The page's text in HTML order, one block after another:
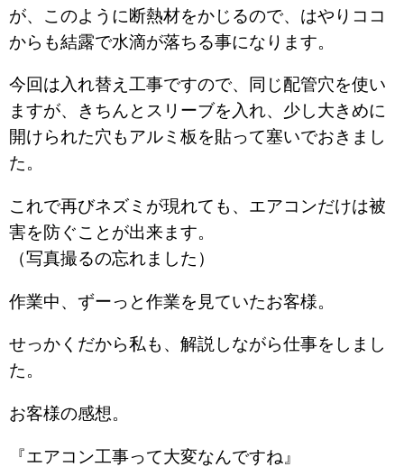
が、このように断熱材をかじるので、はやりココ
からも結露で水滴が落ちる事になります。
今回は入れ替え工事ですので、同じ配管穴を使い
ますが、きちんとスリーブを入れ、少し大きめに
開けられた穴もアルミ板を貼って塞いでおきまし
た。
これで再びネズミが現れても、エアコンだけは被
害を防ぐことが出来ます。
（写真撮るの忘れました）
作業中、ずーっと作業を見ていたお客様。
せっかくだから私も、解説しながら仕事をしまし
た。
お客様の感想。
『エアコン工事って大変なんですね』